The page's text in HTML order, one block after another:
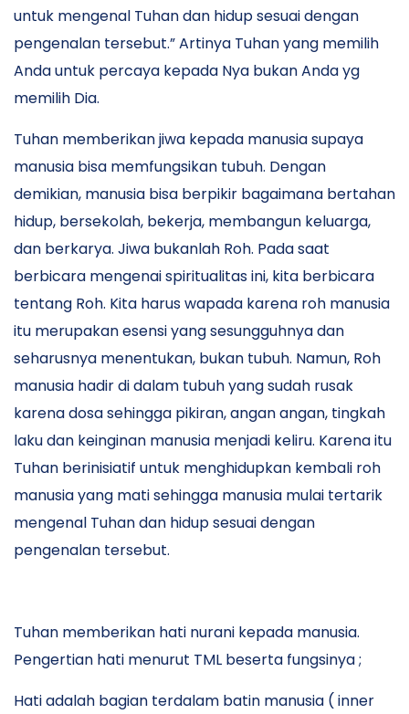
untuk mengenal Tuhan dan hidup sesuai dengan
pengenalan tersebut.” Artinya Tuhan yang memilih
Anda untuk percaya kepada Nya bukan Anda yg
memilih Dia.
Tuhan memberikan jiwa kepada manusia supaya
manusia bisa memfungsikan tubuh. Dengan
demikian, manusia bisa berpikir bagaimana bertahan
hidup, bersekolah, bekerja, membangun keluarga,
dan berkarya. Jiwa bukanlah Roh. Pada saat
berbicara mengenai spiritualitas ini, kita berbicara
tentang Roh. Kita harus wapada karena roh manusia
itu merupakan esensi yang sesungguhnya dan
seharusnya menentukan, bukan tubuh. Namun, Roh
manusia hadir di dalam tubuh yang sudah rusak
karena dosa sehingga pikiran, angan angan, tingkah
laku dan keinginan manusia menjadi keliru. Karena itu
Tuhan berinisiatif untuk menghidupkan kembali roh
manusia yang mati sehingga manusia mulai tertarik
mengenal Tuhan dan hidup sesuai dengan
pengenalan tersebut.
Tuhan memberikan hati nurani kepada manusia.
Pengertian hati menurut TML beserta fungsinya ;
Hati adalah bagian terdalam batin manusia ( inner